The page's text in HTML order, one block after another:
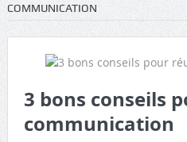
COMMUNICATION
3 bons conseils
communication